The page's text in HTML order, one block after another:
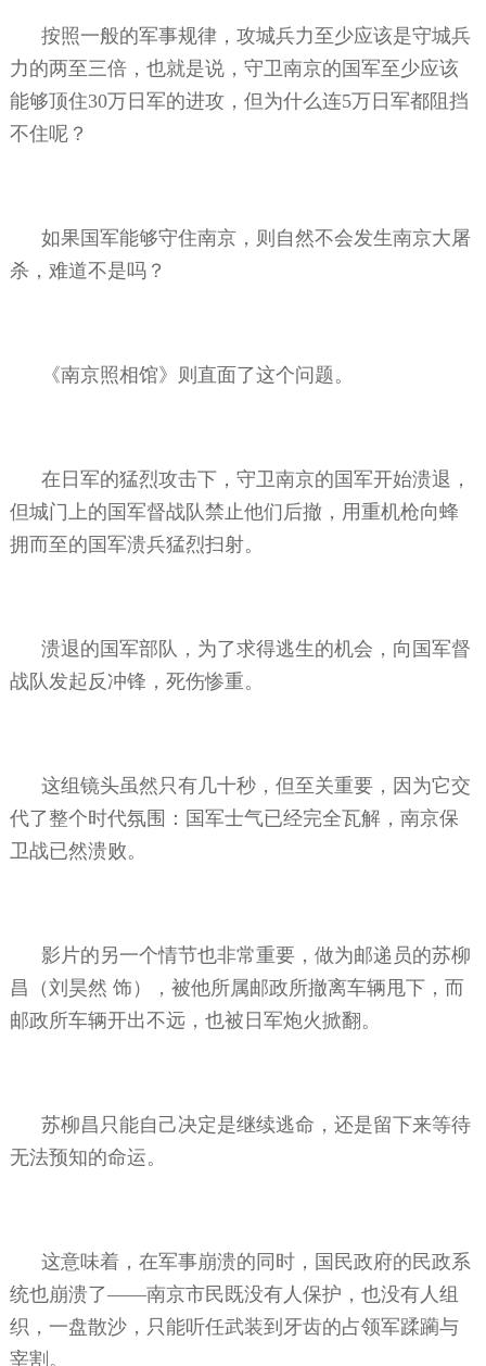
按照一般的军事规律，攻城兵力至少应该是守城兵
力的两至三倍，也就是说，守卫南京的国军至少应该
能够顶住30万日军的进攻，但为什么连5万日军都阻挡
不住呢？
如果国军能够守住南京，则自然不会发生南京大屠
杀，难道不是吗？
《南京照相馆》则直面了这个问题。
在日军的猛烈攻击下，守卫南京的国军开始溃退，
但城门上的国军督战队禁止他们后撤，用重机枪向蜂
拥而至的国军溃兵猛烈扫射。
溃退的国军部队，为了求得逃生的机会，向国军督
战队发起反冲锋，死伤惨重。
这组镜头虽然只有几十秒，但至关重要，因为它交
代了整个时代氛围：国军士气已经完全瓦解，南京保
卫战已然溃败。
影片的另一个情节也非常重要，做为邮递员的苏柳
昌（刘昊然 饰），被他所属邮政所撤离车辆甩下，而
邮政所车辆开出不远，也被日军炮火掀翻。
苏柳昌只能自己决定是继续逃命，还是留下来等待
无法预知的命运。
这意味着，在军事崩溃的同时，国民政府的民政系
统也崩溃了——南京市民既没有人保护，也没有人组
织，一盘散沙，只能听任武装到牙齿的占领军蹂躏与
宰割。